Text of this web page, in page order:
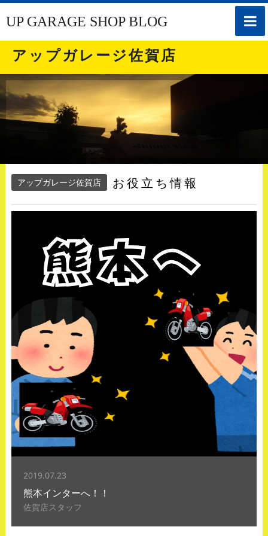
toggle
UP GARAGE SHOP BLOG
アップガレージ佐賀店
アップガレージ佐賀店 お役立ち情報
2019.07.23
熊本インターへ！！
佐賀店スタッフ